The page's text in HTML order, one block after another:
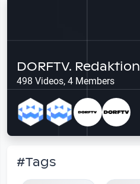
DORFTV. Redaktion
498 Videos, 4 Members
#Tags